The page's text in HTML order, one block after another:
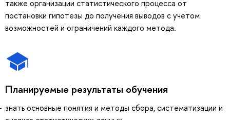
также организации статистического процесса от
постановки гипотезы до получения выводов с учетом
возможностей и ограничений каждого метода.
Планируемые результаты обучения
знать основные понятия и методы сбора, систематизации и